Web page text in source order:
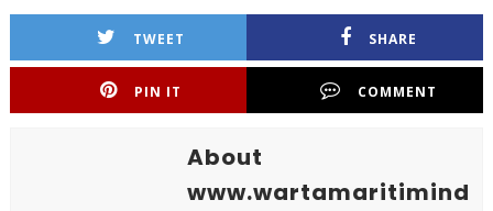
TWEET SHARE
PIN IT COMMENT
About
www.wartamaritimind